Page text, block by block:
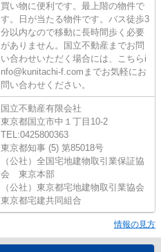
買い物に便利です。最上階の物件で
す。日が当たる物件です。バス徒歩3
分以内なので移動に長時間歩く必要
がありません。国立不動産までお問
い合わせいただく場合には、こちらi
nfo@kunitachi-f.comまでお気軽にお
問い合わせください。
国立不動産有限会社
東京都国立市中１丁目10-2
TEL:0425800363
東京都知事 (5) 第85018号
（公社）全国宅地建物取引業保証協
会 東京本部
（公社）東京都宅地建物取引業協会
東京都宅建共同組合
情報の見方